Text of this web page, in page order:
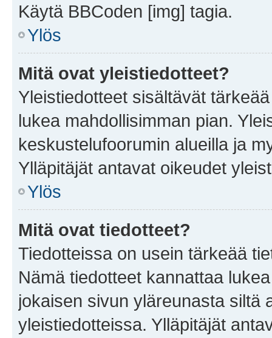
Käytä BBCoden [img] tagia.
Ylös
Mitä ovat yleistiedotteet?
Yleistiedotteet sisältävät
lukea mahdollisimman pian.
keskustelufoorumin alueilla ja
Ylläpitäjät antavat oikeudet
Ylös
Mitä ovat tiedotteet?
Tiedotteissa on usein tärkeää
Nämä tiedotteet kannattaa
jokaisen sivun yläreunasta siltä
yleistiedotteissa. Ylläpitäjät